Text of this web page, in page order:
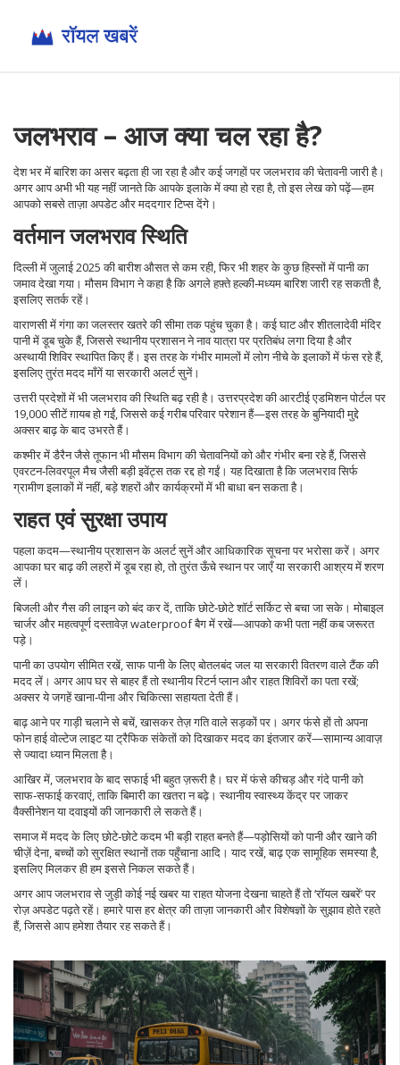
जलभराव – आज क्या चल रहा है?
देश भर में बारिश का असर बढ़ता ही जा रहा है और कई जगहों पर जलभराव की चेतावनी जारी है।
अगर आप अभी भी यह नहीं जानते कि आपके इलाके में क्या हो रहा है, तो इस लेख को पढ़ें—हम
आपको सबसे ताज़ा अपडेट और मददगार टिप्स देंगे।
वर्तमान जलभराव स्थिति
दिल्ली में जुलाई 2025 की बारीश औसत से कम रही, फिर भी शहर के कुछ हिस्सों में पानी का
जमाव देखा गया। मौसम विभाग ने कहा है कि अगले हफ़्ते हल्की‑मध्यम बारिश जारी रह सकती है,
इसलिए सतर्क रहें।
वाराणसी में गंगा का जलस्तर खतरे की सीमा तक पहुंच चुका है। कई घाट और शीतलादेवी मंदिर
पानी में डूब चुके हैं, जिससे स्थानीय प्रशासन ने नाव यात्रा पर प्रतिबंध लगा दिया है और
अस्थायी शिविर स्थापित किए हैं। इस तरह के गंभीर मामलों में लोग नीचे के इलाकों में फंस रहे हैं,
इसलिए तुरंत मदद माँगें या सरकारी अलर्ट सुनें।
उत्तरी प्रदेशों में भी जलभराव की स्थिति बढ़ रही है। उत्तरप्रदेश की आरटीई एडमिशन पोर्टल पर
19,000 सीटें ग़ायब हो गईं, जिससे कई गरीब परिवार परेशान हैं—इस तरह के बुनियादी मुद्दे
अक्सर बाढ़ के बाद उभरते हैं।
कश्मीर में डैरैन जैसे तूफान भी मौसम विभाग की चेतावनियों को और गंभीर बना रहे हैं, जिससे
एवरटन‑लिवरपूल मैच जैसी बड़ी इवेंट्स तक रद्द हो गईं। यह दिखाता है कि जलभराव सिर्फ
ग्रामीण इलाकों में नहीं, बड़े शहरों और कार्यक्रमों में भी बाधा बन सकता है।
राहत एवं सुरक्षा उपाय
पहला कदम—स्थानीय प्रशासन के अलर्ट सुनें और आधिकारिक सूचना पर भरोसा करें। अगर
आपका घर बाढ़ की लहरों में डूब रहा हो, तो तुरंत ऊँचे स्थान पर जाएँ या सरकारी आश्रय में शरण
लें।
बिजली और गैस की लाइन को बंद कर दें, ताकि छोटे‑छोटे शॉर्ट सर्किट से बचा जा सके। मोबाइल
चार्जर और महत्वपूर्ण दस्तावेज़ waterproof बैग में रखें—आपको कभी पता नहीं कब जरूरत
पड़े।
पानी का उपयोग सीमित रखें, साफ पानी के लिए बोतलबंद जल या सरकारी वितरण वाले टैंक की
मदद लें। अगर आप घर से बाहर हैं तो स्थानीय रिटर्न प्लान और राहत शिविरों का पता रखें;
अक्सर ये जगहें खाना‑पीना और चिकित्सा सहायता देती हैं।
बाढ़ आने पर गाड़ी चलाने से बचें, खासकर तेज़ गति वाले सड़कों पर। अगर फंसे हों तो अपना
फोन हाई वोल्टेज लाइट या ट्रैफिक संकेतों को दिखाकर मदद का इंतजार करें—सामान्य आवाज़
से ज्यादा ध्यान मिलता है।
आखिर में, जलभराव के बाद सफाई भी बहुत ज़रूरी है। घर में फंसे कीचड़ और गंदे पानी को
साफ‑सफाई करवाएं, ताकि बिमारी का खतरा न बढ़े। स्थानीय स्वास्थ्य केंद्र पर जाकर
वैक्सीनेशन या दवाइयों की जानकारी ले सकते हैं।
समाज में मदद के लिए छोटे‑छोटे कदम भी बड़ी राहत बनते हैं—पड़ोसियों को पानी और खाने की
चीज़ें देना, बच्चों को सुरक्षित स्थानों तक पहुँचाना आदि। याद रखें, बाढ़ एक सामूहिक समस्या है,
इसलिए मिलकर ही हम इससे निकल सकते हैं।
अगर आप जलभराव से जुड़ी कोई नई खबर या राहत योजना देखना चाहते हैं तो ‘रॉयल खबरें’ पर
रोज़ अपडेट पढ़ते रहें। हमारे पास हर क्षेत्र की ताज़ा जानकारी और विशेषज्ञों के सुझाव होते रहते
हैं, जिससे आप हमेशा तैयार रह सकते हैं।